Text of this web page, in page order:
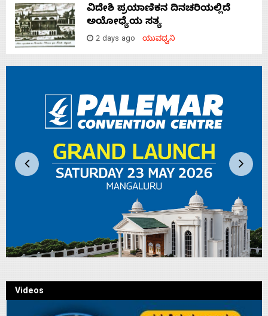
ವಿದೇಶಿ ಪ್ರಯಾಣಿಕನ ದಿನಚರಿಯಲ್ಲಿದೆ
ಅಯೋಧ್ಯೆಯ ಸತ್ಯ
2 days ago ಯುವಧ್ವನಿ
Videos